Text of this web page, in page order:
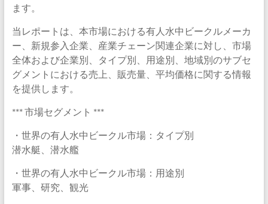
ます。
当レポートは、本市場における有人水中ビークルメーカ
ー、新規参入企業、産業チェーン関連企業に対し、市場
全体および企業別、タイプ別、用途別、地域別のサブセ
グメントにおける売上、販売量、平均価格に関する情報
を提供します。
*** 市場セグメント ***
・世界の有人水中ビークル市場：タイプ別
潜水艇、潜水艦
・世界の有人水中ビークル市場：用途別
軍事、研究、観光